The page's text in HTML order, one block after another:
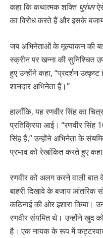
कहा कि कथात्मक शक्ति धुरंधर
का विरोध करते हैं और इसके
जब अभिनेताओं के मूल्यांकन की
स्क्रीन पर खन्ना की सुनिश्चित
हुए उन्होंने कहा, “प्रदर्शन
शानदार अभिनेता हैं।”
हालाँकि, यह रणवीर सिंह का
प्रतिक्रिया आई। “रणवीर सिंह
सिंह हैं,” उन्होंने अभिनेता के
प्रभाव को रेखांकित करते हुए
रणवीर को अलग करने वाली बात
बाहरी दिखावे के बजाय आंतरिक
कठिनाई की ओर इशारा किया।
रणवीर संयमित थे। उन्होंने खुद
है। एक नायक के रूप में